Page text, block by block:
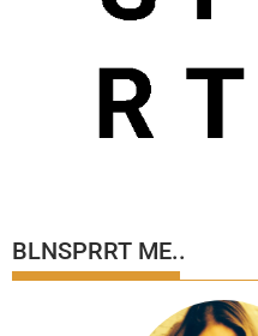
BLNSPRRT ME..